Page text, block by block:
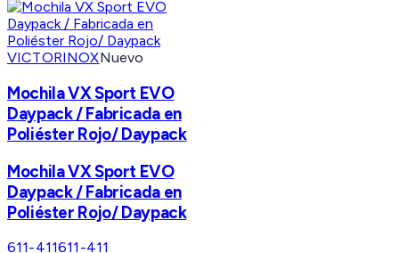
VICTORINOXNuevo
Mochila VX Sport EVO
Daypack / Fabricada en
Poliéster Rojo/ Daypack
Mochila VX Sport EVO
Daypack / Fabricada en
Poliéster Rojo/ Daypack
611-411611-411